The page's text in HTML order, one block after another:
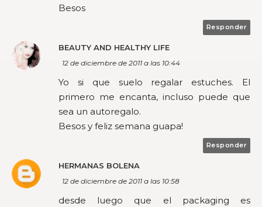
Besos
Responder
BEAUTY AND HEALTHY LIFE
12 de diciembre de 2011 a las 10:44
Yo si que suelo regalar estuches. El
primero me encanta, incluso puede que
sea un autoregalo.
Besos y feliz semana guapa!
Responder
HERMANAS BOLENA
12 de diciembre de 2011 a las 10:58
desde luego que el packaging es